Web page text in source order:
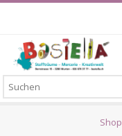
Skip
content
Shop